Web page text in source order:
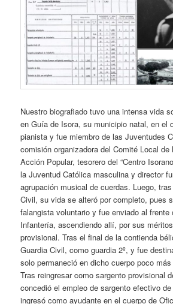
Nuestro biografiado tuvo una intensa vida
en Guía de Isora, su municipio natal, en el
pianista y fue miembro de las Juventudes
comisión organizadora del Comité Local de
Acción Popular, tesorero del “Centro
la Juventud Católica masculina y director
agrupación musical de cuerdas. Luego,
Civil, su vida se alteró por completo, pues
falangista voluntario y fue enviado al frente
Infantería, ascendiendo allí, por sus
provisional. Tras el final de la contienda
Guardia Civil, como guardia 2º, y fue
solo permaneció en dicho cuerpo poco
Tras reingresar como sargento provisional
concedió el empleo de sargento efectivo
ingresó como ayudante en el cuerpo de